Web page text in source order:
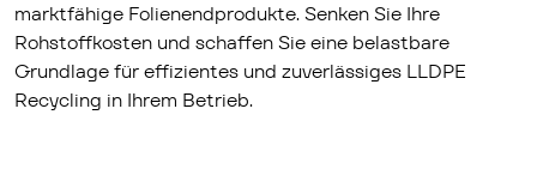
marktfähige Folienendprodukte. Senken Sie Ihre
Rohstoffkosten und schaffen Sie eine belastbare
Grundlage für effizientes und zuverlässiges LLDPE
Recycling in Ihrem Betrieb.